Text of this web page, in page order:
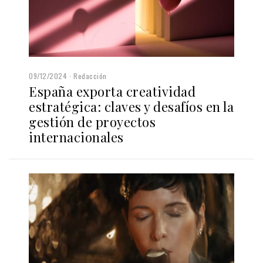
09/12/2024 Redacción
España exporta creatividad
estratégica: claves y desafíos en la
gestión de proyectos
internacionales